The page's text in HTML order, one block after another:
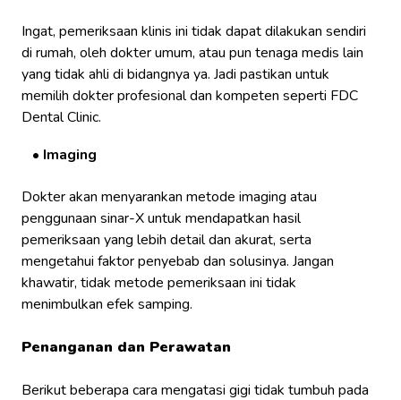
Ingat, pemeriksaan klinis ini tidak dapat dilakukan sendiri
di rumah, oleh dokter umum, atau pun tenaga medis lain
yang tidak ahli di bidangnya ya. Jadi pastikan untuk
memilih dokter profesional dan kompeten seperti FDC
Dental Clinic.
Imaging
Dokter akan menyarankan metode imaging atau
penggunaan sinar-X untuk mendapatkan hasil
pemeriksaan yang lebih detail dan akurat, serta
mengetahui faktor penyebab dan solusinya. Jangan
khawatir, tidak metode pemeriksaan ini tidak
menimbulkan efek samping.
Penanganan dan Perawatan
Berikut beberapa cara mengatasi gigi tidak tumbuh pada